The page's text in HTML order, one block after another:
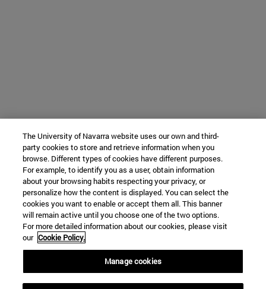
The University of Navarra website uses our own and third-
party cookies to store and retrieve information when you
browse. Different types of cookies have different purposes.
For example, to identify you as a user, obtain information
about your browsing habits respecting your privacy, or
personalize how the content is displayed. You can select the
cookies you want to enable or accept them all. This banner
will remain active until you choose one of the two options.
For more detailed information about our cookies, please visit
our Cookie Policy.
Manage cookies